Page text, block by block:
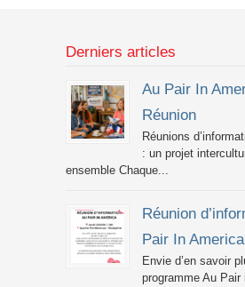
Derniers articles
Au Pair In
Réunion
Réunions
: un projet
ensemble Chaque...
Réunion
Pair In America
Envie d’en savoir
programme Au Pair